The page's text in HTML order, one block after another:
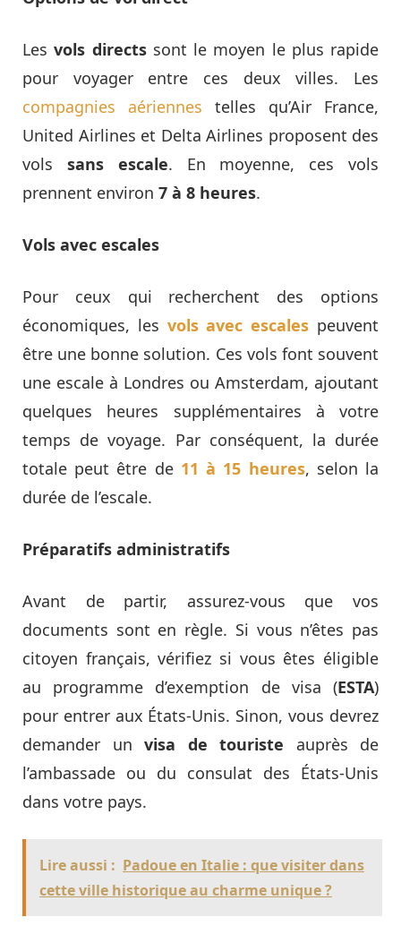
Lesvols directssont le moyen le plus rapide
pour voyager entre ces deux villes. Les
compagnies aériennes telles qu’Air France,
United Airlines et Delta Airlines proposent des
vols sans escale. En moyenne, ces vols
prennent environ 7 à 8 heures.
Vols avec escales
Pour ceux qui recherchent des options
économiques, les vols avec escales peuvent
être une bonne solution. Ces vols font souvent
une escale à Londres ou Amsterdam, ajoutant
quelques heures supplémentaires à votre
temps de voyage. Par conséquent, la durée
totale peut être de 11 à 15 heures, selon la
durée de l’escale.
Préparatifs administratifs
Avant de partir, assurez-vous que vos
documents sont en règle. Si vous n’êtes pas
citoyen français, vérifiez si vous êtes éligible
au programme d’exemption de visa (ESTA)
pour entrer aux États-Unis. Sinon, vous devrez
demander un visa de touriste auprès de
l’ambassade ou du consulat des États-Unis
dans votre pays.
Lire aussi : Padoue en Italie : que visiter dans
cette ville historique au charme unique ?